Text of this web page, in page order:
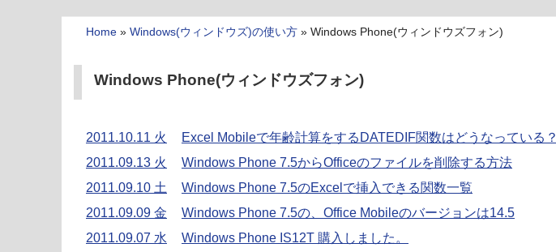
Home » Windows(ウィンドウズ)の使い方 » Windows Phone(ウィンドウズフォン)
Windows Phone(ウィンドウズフォン)
2011.10.11 火
Excel Mobileで年齢計算をするDATEDIF関数はどうなっている？
2011.09.13 火
Windows Phone 7.5からOfficeのファイルを削除する方法
2011.09.10 土
Windows Phone 7.5のExcelで挿入できる関数一覧
2011.09.09 金
Windows Phone 7.5の、Office Mobileのバージョンは14.5
2011.09.07 水
Windows Phone IS12T 購入しました。